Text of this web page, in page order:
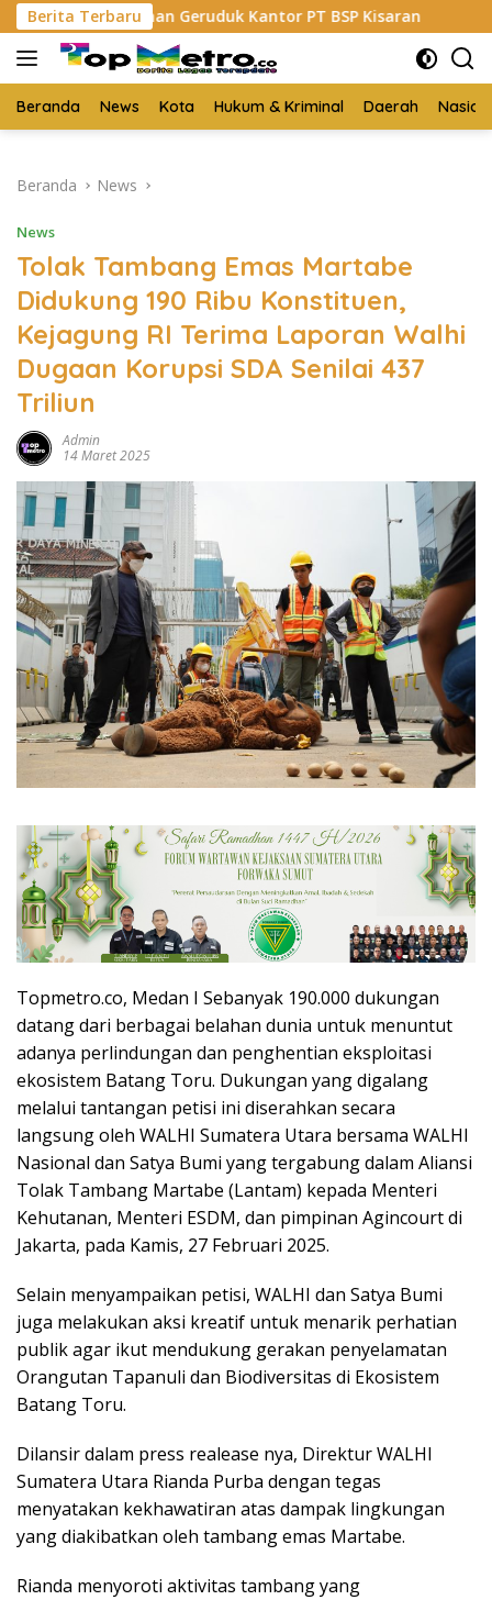
Langsung
ke
konten
Berita Terbaru
Geruduk Kantor PT BSP Kisaran Budi Yanto SH
Beranda News Kota Hukum & Kriminal Daerah
Beranda News
News
Tolak Tambang Emas Martabe
Didukung 190 Ribu Konstituen,
Kejagung RI Terima Laporan Walhi
Dugaan Korupsi SDA Senilai 437
Triliun
Admin
14 Maret 2025
Topmetro.co, Medan I Sebanyak 190.000 dukungan
datang dari berbagai belahan dunia untuk menuntut
adanya perlindungan dan penghentian eksploitasi
ekosistem Batang Toru. Dukungan yang digalang
melalui tantangan petisi ini diserahkan secara
langsung oleh WALHI Sumatera Utara bersama WALHI
Nasional dan Satya Bumi yang tergabung dalam Aliansi
Tolak Tambang Martabe (Lantam) kepada Menteri
Kehutanan, Menteri ESDM, dan pimpinan Agincourt di
Jakarta, pada Kamis, 27 Februari 2025.
Selain menyampaikan petisi, WALHI dan Satya Bumi
juga melakukan aksi kreatif untuk menarik perhatian
publik agar ikut mendukung gerakan penyelamatan
Orangutan Tapanuli dan Biodiversitas di Ekosistem
Batang Toru.
Dilansir dalam press realease nya, Direktur WALHI
Sumatera Utara Rianda Purba dengan tegas
menyatakan kekhawatiran atas dampak lingkungan
yang diakibatkan oleh tambang emas Martabe.
Rianda menyoroti aktivitas tambang yang